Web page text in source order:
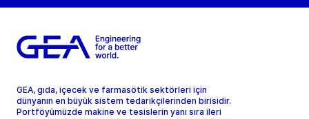
GEA, gıda, içecek ve farmasötik sektörleri için
dünyanın en büyük sistem tedarikçilerinden birisidir.
Portföyümüzde makine ve tesislerin yanı sıra ileri